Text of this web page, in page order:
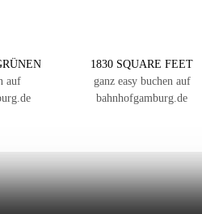
auf
1830 SQUARE FEET
ganz easy buchen auf
bahnhofgamburg.de